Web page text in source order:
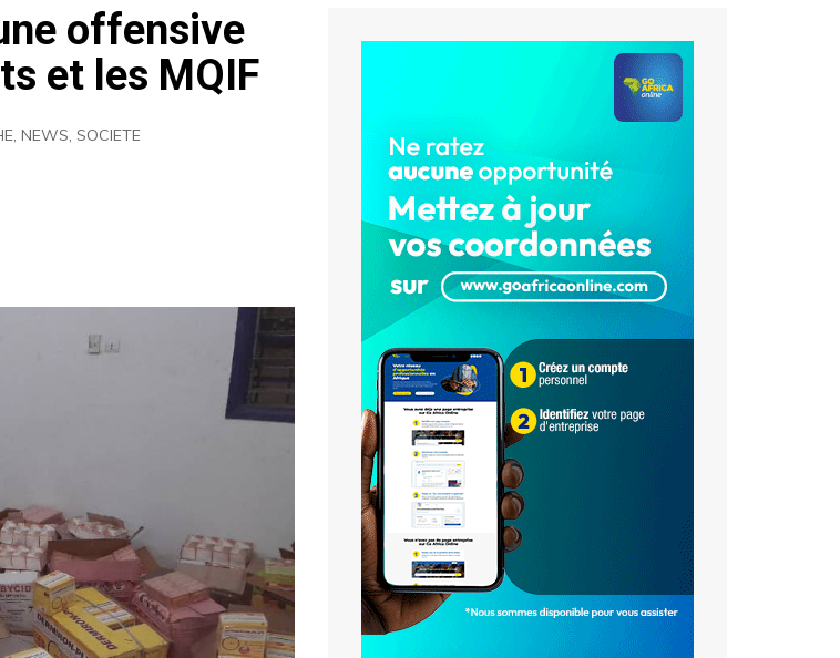
ECONOMIE
POLITIQUE
offensive
et les MQIF
, NEWS, SOCIETE